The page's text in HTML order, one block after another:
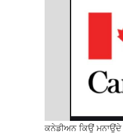
ਕਨੇਡੀਅਨ ਕਿਉਂ ਮਨਾਉਂਦੇ